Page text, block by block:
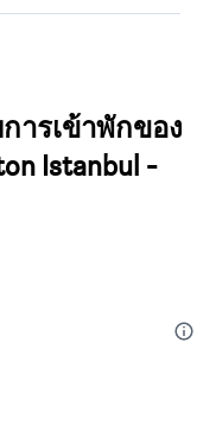
ารเข้าพักของ
Istanbul -